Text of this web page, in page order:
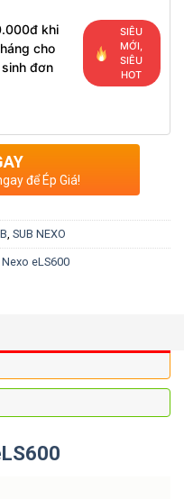
khi
cho
đơn
SIÊU
MỚI,
SIÊU
HOT
để Ép Giá!
, SUB NEXO
eLS600